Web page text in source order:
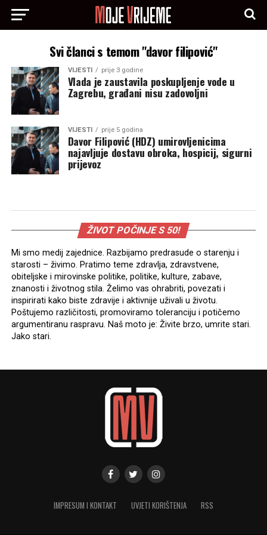
Svi članci s temom "davor filipović"
VIJESTI prije 3 godine
Vlada je zaustavila poskupljenje vode u
Zagrebu, građani nisu zadovoljni
VIJESTI prije 5 godina
Davor Filipović (HDZ) umirovljenicima
najavljuje dostavu obroka, hospicij, sigurni
prijevoz
ŽIVOT POČINJE S 50!
Mi smo medij zajednice. Razbijamo predrasude o starenju i
starosti – živimo. Pratimo teme zdravlja, zdravstvene,
obiteljske i mirovinske politike, politike, kulture, zabave,
znanosti i životnog stila. Želimo vas ohrabriti, povezati i
inspirirati kako biste zdravije i aktivnije uživali u životu.
Poštujemo različitosti, promoviramo toleranciju i potičemo
argumentiranu raspravu. Naš moto je: Živite brzo, umrite stari.
Jako stari.
IMPRESUM I KONTAKT UVJETI KORIŠTENJA RSS